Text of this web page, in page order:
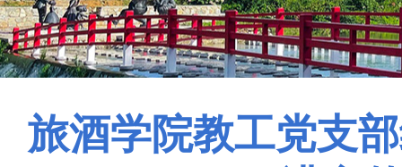
旅酒学院教工党支